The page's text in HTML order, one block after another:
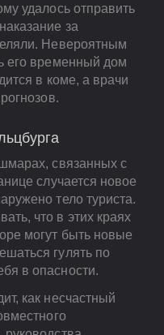
удалось отправить
за
Невероятным
его временный дом
в коме, а врачи
связанных с
случается новое
тело туриста.
что в этих краях
могут быть новые
гулять по
в опасности.
как несчастный